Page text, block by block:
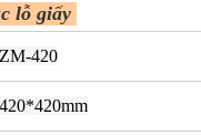
lỗ giấy
ZM-420
420*420mm